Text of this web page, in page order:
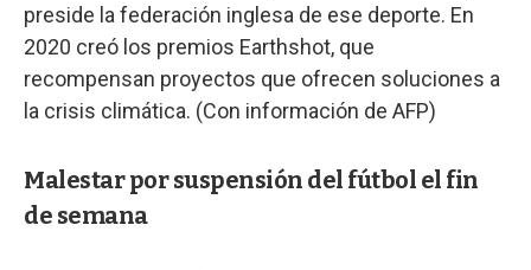
preside la federación inglesa de ese deporte. En
2020 creó los premios Earthshot, que
recompensan proyectos que ofrecen soluciones a
la crisis climática. (Con información de AFP)
Malestar por suspensión del fútbol el fin
de semana